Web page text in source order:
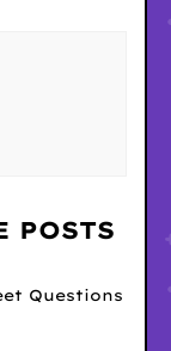
POSTS
Questions